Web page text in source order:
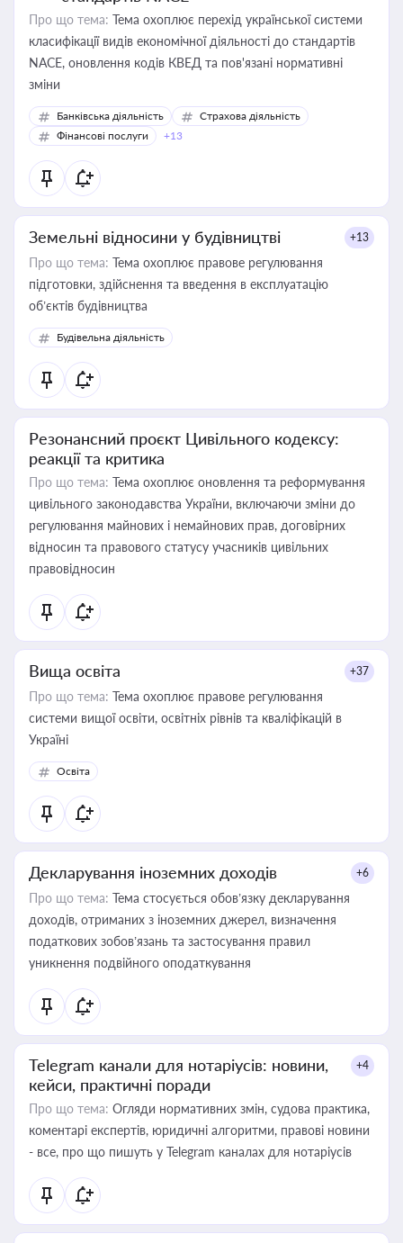
Про що тема: Тема охоплює перехід української системи
класифікації видів економічної діяльності до стандартів
NACE, оновлення кодів КВЕД та пов'язані нормативні
зміни
Банківська діяльність
Страхова діяльність
Фінансові послуги
+13
Земельні відносини у будівництві +13
Про що тема: Тема охоплює правове регулювання
підготовки, здійснення та введення в експлуатацію
об’єктів будівництва
Будівельна діяльність
Резонансний проєкт Цивільного кодексу:
реакції та критика
Про що тема: Тема охоплює оновлення та реформування
цивільного законодавства України, включаючи зміни до
регулювання майнових і немайнових прав, договірних
відносин та правового статусу учасників цивільних
правовідносин
Вища освіта +37
Про що тема: Тема охоплює правове регулювання
системи вищої освіти, освітніх рівнів та кваліфікацій в
Україні
Освіта
Декларування іноземних доходів +6
Про що тема: Тема стосується обов’язку декларування
доходів, отриманих з іноземних джерел, визначення
податкових зобов’язань та застосування правил
уникнення подвійного оподаткування
Telegram канали для нотаріусів: новини,
кейси, практичні поради
+4
Про що тема: Огляди нормативних змін, судова практика,
коментарі експертів, юридичні алгоритми, правові новини
- все, про що пишуть у Telegram каналах для нотаріусів